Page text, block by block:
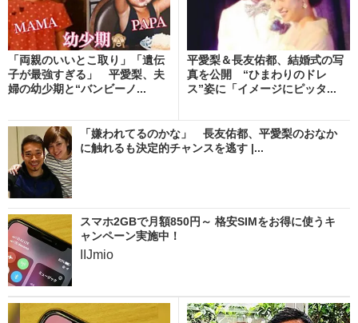
「両親のいいとこ取り」「遺伝
子が最強すぎる」 平愛梨、夫
婦の幼少期と“バンビーノ...
平愛梨＆長友佑都、結婚式の写
真を公開 “ひまわりのドレ
ス”姿に「イメージにピッタ...
「嫌われてるのかな」 長友佑都、平愛梨のおなか
に触れるも決定的チャンスを逃す |...
スマホ2GBで月額850円～ 格安SIMをお得に使うキ
ャンペーン実施中！
IIJmio